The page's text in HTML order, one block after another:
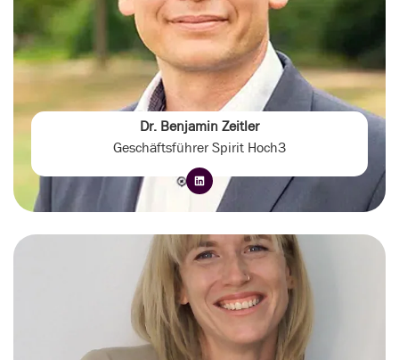
Dr. Benjamin Zeitler
Geschäftsführer Spirit Hoch3